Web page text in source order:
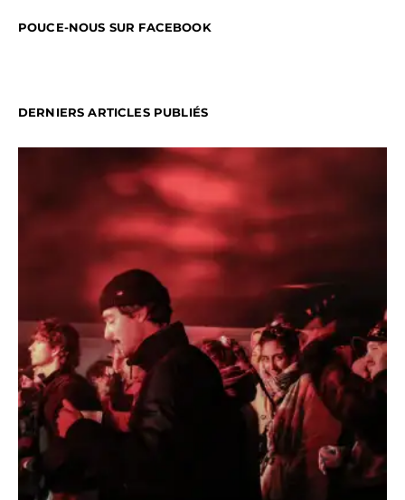
POUCE-NOUS SUR FACEBOOK
DERNIERS ARTICLES PUBLIÉS